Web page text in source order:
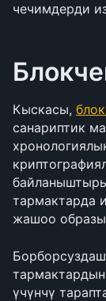
чечимдерди
Кыскасы,
санариптик
тармактарда
жашоо
үчүнчү